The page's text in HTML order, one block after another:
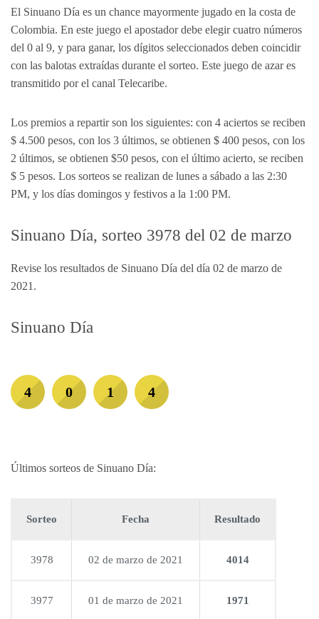
El Sinuano Día es un chance mayormente jugado en la costa de
Colombia. En este juego el apostador debe elegir cuatro números
del 0 al 9, y para ganar, los dígitos seleccionados deben coincidir
con las balotas extraídas durante el sorteo. Este juego de azar es
transmitido por el canal Telecaribe.
Los premios a repartir son los siguientes: con 4 aciertos se reciben
$ 4.500 pesos, con los 3 últimos, se obtienen $ 400 pesos, con los
2 últimos, se obtienen $50 pesos, con el último acierto, se reciben
$ 5 pesos. Los sorteos se realizan de lunes a sábado a las 2:30
PM, y los días domingos y festivos a la 1:00 PM.
Sinuano Día, sorteo 3978 del 02 de marzo
Revise los resultados de Sinuano Día del día 02 de marzo de
2021.
Sinuano Día
4 0 1 4
Últimos sorteos de Sinuano Día:
Sorteo Fecha Resultado
3978 02 de marzo de 2021 4014
3977 01 de marzo de 2021 1971